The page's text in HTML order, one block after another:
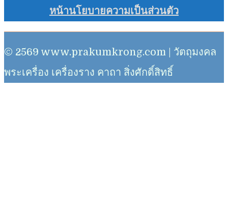
หน้านโยบายความเป็นส่วนตัว
© 2569 www.prakumkrong.com | วัตถุมงคล
พระเครื่อง เครื่องราง คาถา สิ่งศักดิ์สิทธิ์